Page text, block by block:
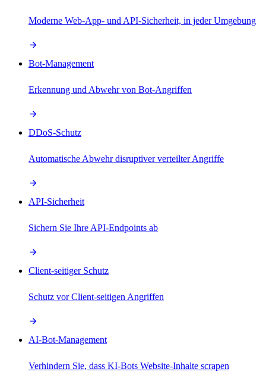
Moderne Web-App- und API-Sicherheit, in jeder Umgebung
Bot-Management
Erkennung und Abwehr von Bot-Angriffen
DDoS-Schutz
Automatische Abwehr disruptiver verteilter Angriffe
API-Sicherheit
Sichern Sie Ihre API-Endpoints ab
Client-seitiger Schutz
Schutz vor Client-seitigen Angriffen
AI-Bot-Management
Verhindern Sie, dass KI-Bots Website-Inhalte scrapen